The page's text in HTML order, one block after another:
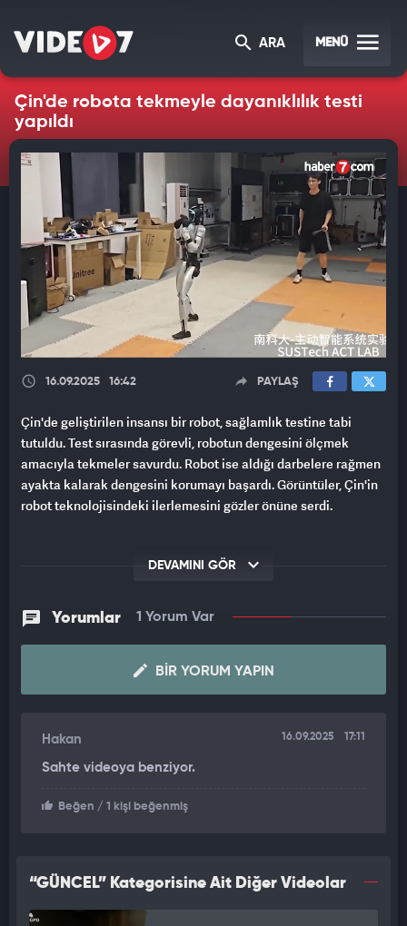
ARA MENÜ
Çin'de robota tekmeyle dayanıklılık testi
yapıldı
16.09.2025 16:42 PAYLAŞ
Çin'de geliştirilen insansı bir robot, sağlamlık testine tabi
tutuldu. Test sırasında görevli, robotun dengesini ölçmek
amacıyla tekmeler savurdu. Robot ise aldığı darbelere rağmen
ayakta kalarak dengesini korumayı başardı. Görüntüler, Çin'in
robot teknolojisindeki ilerlemesini gözler önüne serdi.
DEVAMINI GÖR
Yorumlar 1 Yorum Var
BIR YORUM YAPIN
Hakan 16.09.2025 17:11
Sahte videoya benziyor.
Beğen / 1 kişi beğenmiş
“GÜNCEL” Kategorisine Ait Diğer Videolar